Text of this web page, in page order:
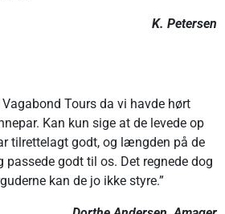
K. Petersen
Tours da vi havde hørt
Kan kun sige at de levede op
tilrettelagt godt, og længden på de
passede godt til os. Det regnede dog
kan de jo ikke styre.”